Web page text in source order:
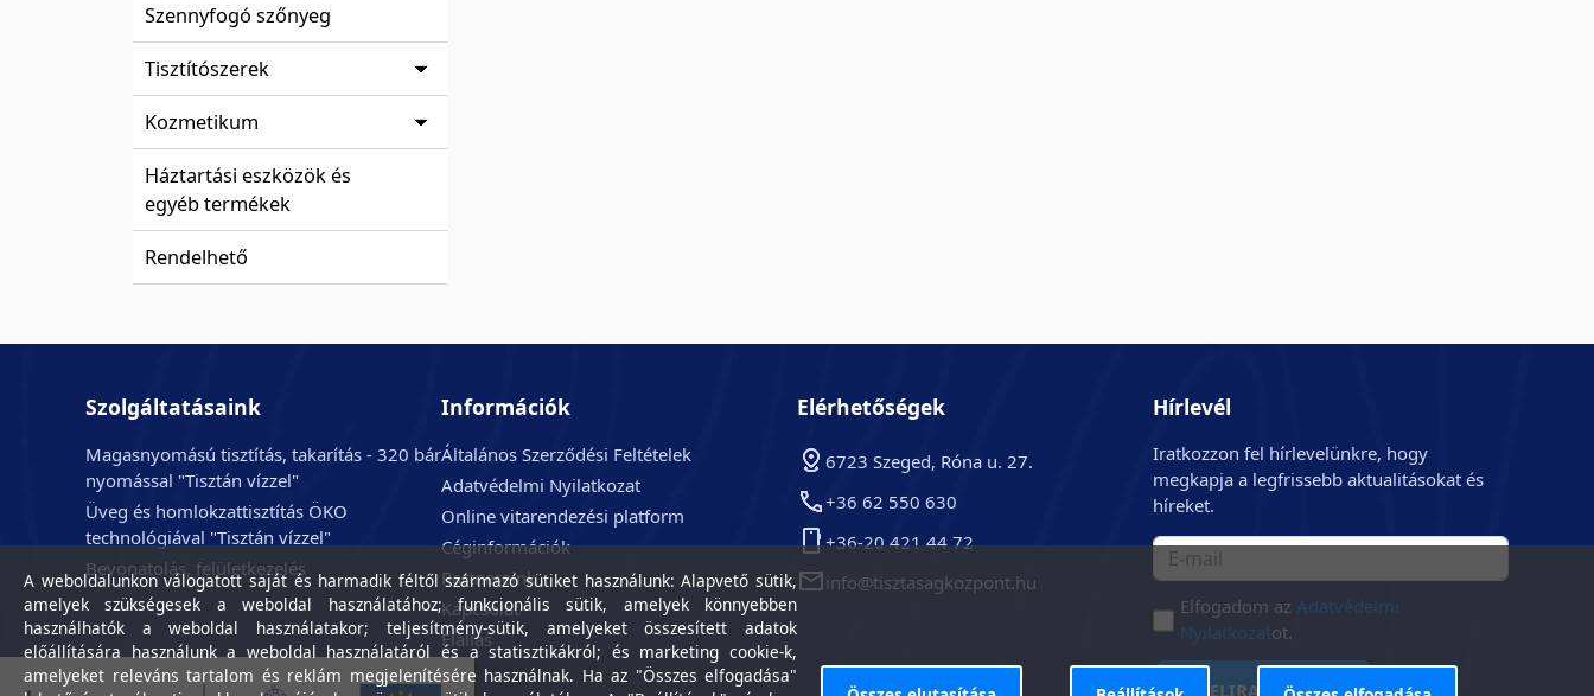
Szennyfogó szőnyeg
Tisztítószerek
Kozmetikum
Háztartási eszközök és
egyéb termékek
Rendelhető
Szolgáltatásaink
Magasnyomású tisztítás, takarítás - 320 bár
nyomással "Tisztán vízzel"
Üveg és homlokzattisztítás ÖKO
technológiával "Tisztán vízzel"
Bevonatolás, felületkezelés
Információk
Általános Szerződési Feltételek
Adatvédelmi Nyilatkozat
Online vitarendezési platform
Céginformációk
Partnereink
Kapcsolat
Elállás
Elérhetőségek
6723 Szeged, Róna u. 27.
+36 62 550 630
+36-20 421 44 72
info@tisztasagkozpont.hu
Hírlevél
Iratkozzon fel hírlevelünkre, hogy
megkapja a legfrissebb aktualitásokat és
híreket.
Elfogadom az Adatvédelmi
Nyilatkozatot.
FELIRATKOZÁS
A weboldalunkon válogatott saját és harmadik féltől származó sütiket használunk: Alapvető sütik,
amelyek szükségesek a weboldal használatához; funkcionális sütik, amelyek könnyebben
használhatók a weboldal használatakor; teljesítmény-sütik, amelyeket összesített adatok
előállítására használunk a weboldal használatáról és a statisztikákról; és marketing cookie-k,
amelyeket releváns tartalom és reklám megjelenítésére használnak. Ha az "Összes elfogadása"